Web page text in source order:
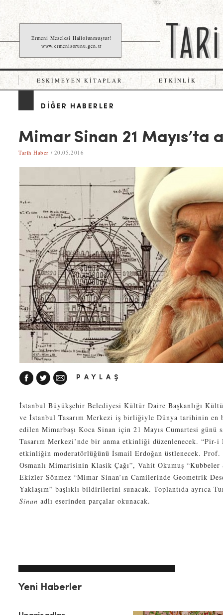
Ermeni Meselesi Hallolunmuştur!
www.ermenisorunu.gen.tr
ESKIMEYEN KITAPLAR ETKINLIK
DIĞER HABERLER
Mimar Sinan 21 Mayıs’ta
Tarih Haber / 20.05.2016
PAYLAŞ
İstanbul Büyükşehir Belediyesi Kültür Daire Başkanlığı
ve İstanbul Tasarım Merkezi iş birliğiyle Dünya tarihinin en
edilen Mimarbaşı Koca Sinan için 21 Mayıs Cumartesi günü
Tasarım Merkezi’nde bir anma etkinliği düzenlenecek. “Pir-i
etkinliğin moderatörlüğünü İsmail Erdoğan üstlenecek. Prof.
Osmanlı Mimarisinin Klasik Çağı”, Vahit Okumuş
Ekizler Sönmez “Mimar Sinan’ın Camilerinde Geometrik
Yaklaşım” başlıklı bildirilerini sunacak. Toplantıda ayrıca
Sinan adlı eserinden parçalar okunacak.
Yeni Haberler